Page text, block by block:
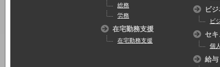
総務
労務
在宅勤務支援
在宅勤務支援
ビ
ビ
セ
個
給与